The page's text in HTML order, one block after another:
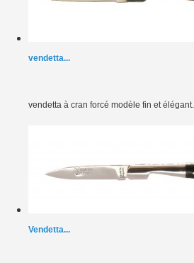
vendetta...
vendetta à cran forcé modèle fin et élégant...
Vendetta...